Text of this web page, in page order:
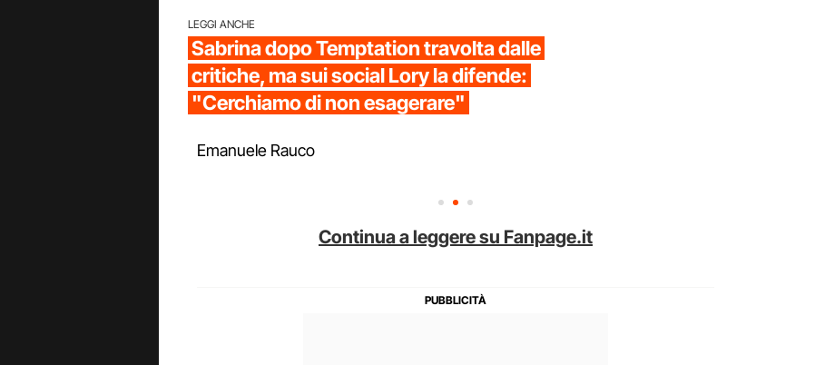
LEGGI ANCHE
Sabrina dopo Temptation travolta dalle
critiche, ma sui social Lory la difende:
"Cerchiamo di non esagerare"
Emanuele Rauco
Continua a leggere su Fanpage.it